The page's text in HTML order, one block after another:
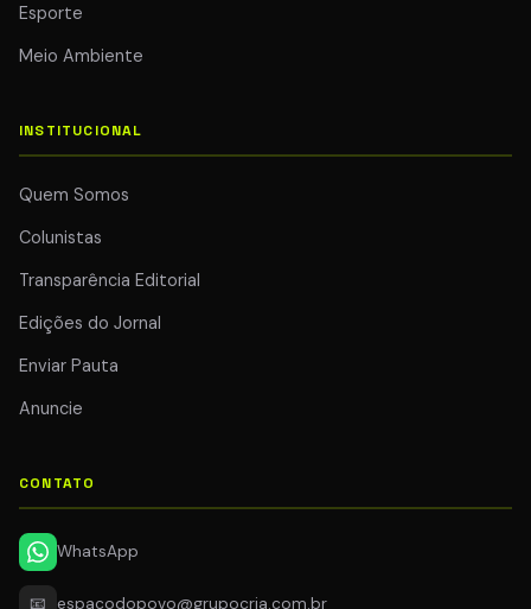
Esporte
Meio Ambiente
INSTITUCIONAL
Quem Somos
Colunistas
Transparência Editorial
Edições do Jornal
Enviar Pauta
Anuncie
CONTATO
WhatsApp
📧 espacodopovo@grupocria.com.br